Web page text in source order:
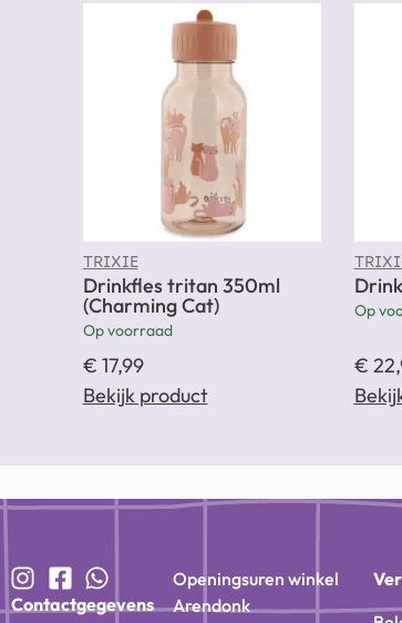
TRIXIE
Drinkfles tritan 350ml
(Charming Cat)
Op voorraad
€ 17,99
Bekijk product
Op
€
Contactgegevens
Openingsuren winkel
Arendonk